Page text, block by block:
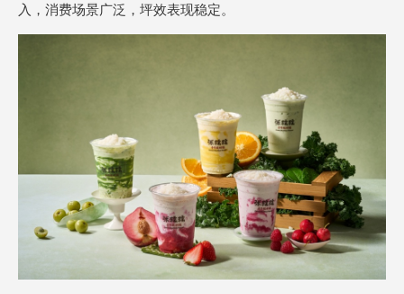
入，消费场景广泛，坪效表现稳定。